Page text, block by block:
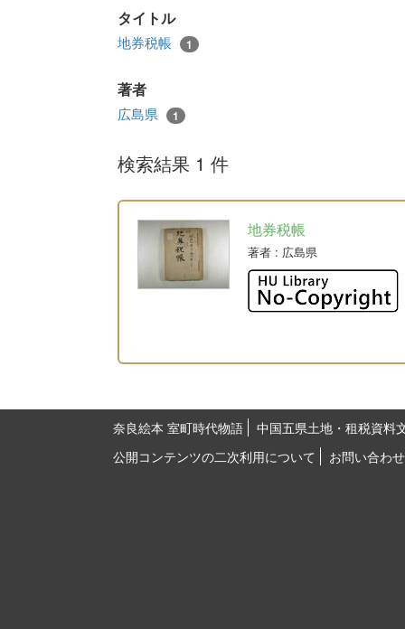
タイトル
地券税帳 1
著者
広島県 1
検索結果 1 件
地券税帳
著者 : 広島県
奈良絵本 室町時代物語
中国五県土地・租税資料
公開コンテンツの二次利用について
お問い合わせ